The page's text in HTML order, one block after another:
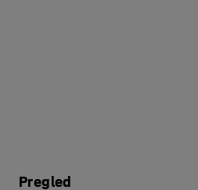
Pregled